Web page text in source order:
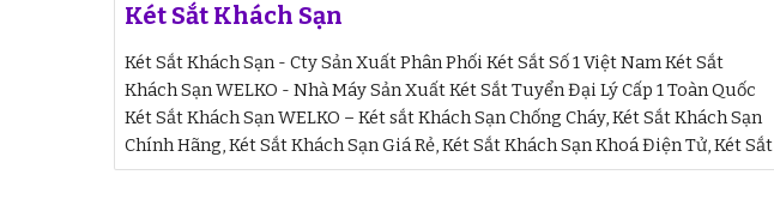
Két Sắt Khách Sạn
Két Sắt Khách Sạn - Cty Sản Xuất Phân Phối Két Sắt Số 1 Việt Nam Két Sắt
Khách Sạn WELKO - Nhà Máy Sản Xuất Két Sắt Tuyển Đại Lý Cấp 1 Toàn Quốc
Két Sắt Khách Sạn WELKO – Két sắt Khách Sạn Chống Cháy, Két Sắt Khách Sạn
Chính Hãng, Két Sắt Khách Sạn Giá Rẻ, Két Sắt Khách Sạn Khoá Điện Tử, Két Sắt